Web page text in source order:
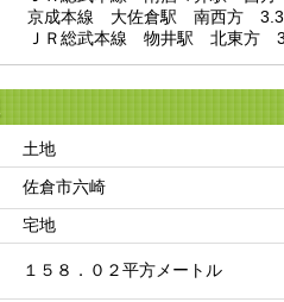
ＪＲ総武本線　物井駅　北東方　
土地
佐倉市六崎
宅地
１５８．０２平方メートル